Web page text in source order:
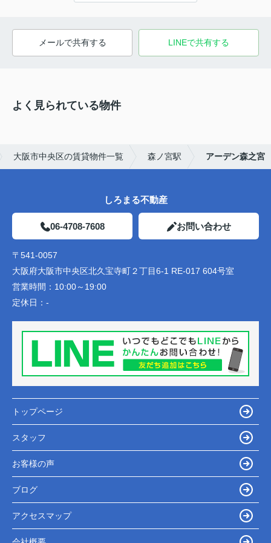
メールで共有する LINEで共有する
よく見られている物件
大阪市中央区の賃貸物件一覧 森ノ宮駅 アーデン森之宮
しろまる不動産
06-4708-7608 お問い合わせ
〒541-0057
大阪府大阪市中央区北久宝寺町２丁目6-1 RE-017 604号室
営業時間： 10:00～19:00
定休日： -
トップページ
スタッフ
お客様の声
ブログ
アクセスマップ